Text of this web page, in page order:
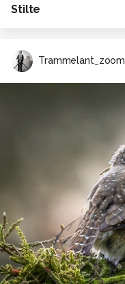
Stilte
Trammelant_zoom